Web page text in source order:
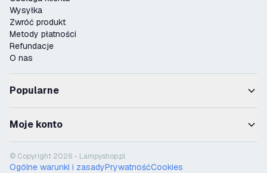
Wysyłka
Zwróć produkt
Metody płatności
Refundacje
O nas
Popularne
Moje konto
© Copyright 2026 - Lampyshop.pl
Ogólne warunki i zasadyPrywatnośćCookies